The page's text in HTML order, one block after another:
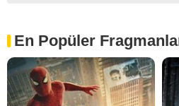
En Popüler